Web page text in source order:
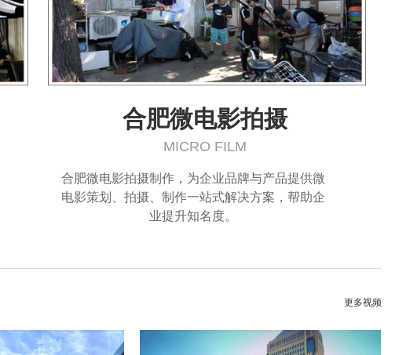
合肥微电影拍摄
MICRO FILM
合肥微电影拍摄制作，为企业品牌与产品提供微
电影策划、拍摄、制作一站式解决方案，帮助企
业提升知名度。
更多视频